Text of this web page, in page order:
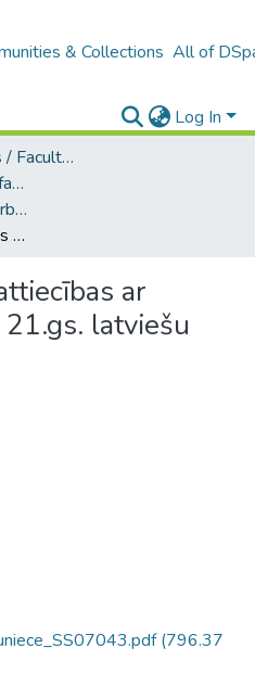
& Collections All of
Log In
B4 – LU fakultātes / Faculties of the UL
A -- Humanitāro zinātņu fakultāte / Faculty of Humanities
Bakalaura un maģistra darbi (HZF) / Bachelor's and Master's theses
Bērna tēls un tā attiecības ar apkārtējo pasauli 21.gs. latviešu bērnu dzejā
ar
latviešu
(796.37